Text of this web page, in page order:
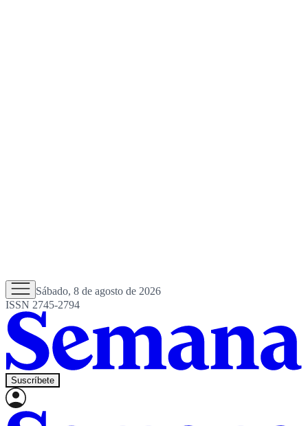
Sábado, 8 de agosto de 2026
ISSN 2745-2794
Suscríbete